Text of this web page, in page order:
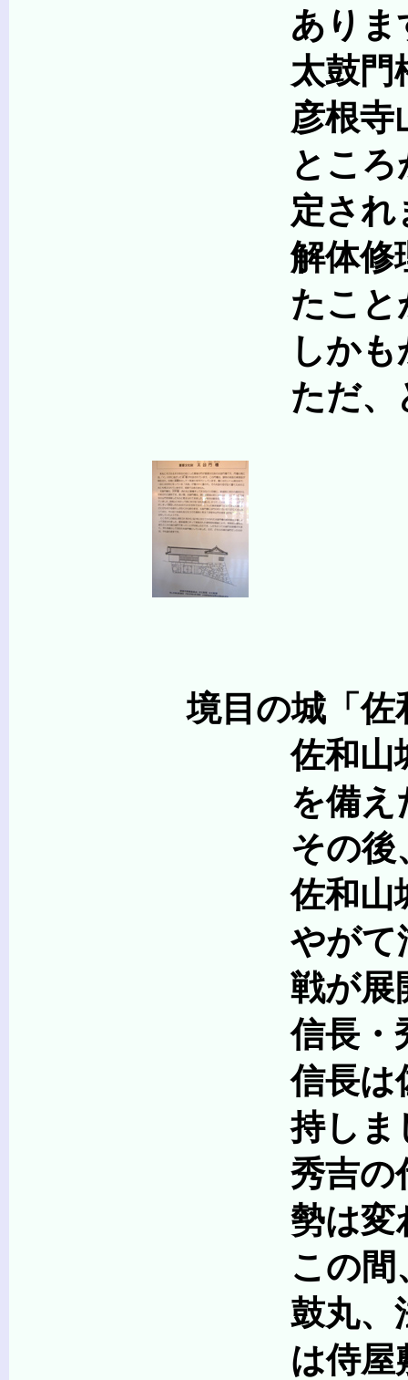
あります
太鼓門櫓には門の
彦根寺山門の移築
ところがこのせつ
定されまし
解体修理に伴って
たことが判明
しかもかつての城
ただ、どちらの城
境目の城「佐和
佐和山城の歴史は
を備えたのが
その後、佐々木氏
佐和山城は両勢力
やがて湖北では京
戦が展開され
信長・秀吉の時代
信長は佐和山城に
持しまし
秀吉の代も、堀秀
勢は変わりま
この間、佐和山城
鼓丸、法華丸など
は侍屋敷・足軽屋